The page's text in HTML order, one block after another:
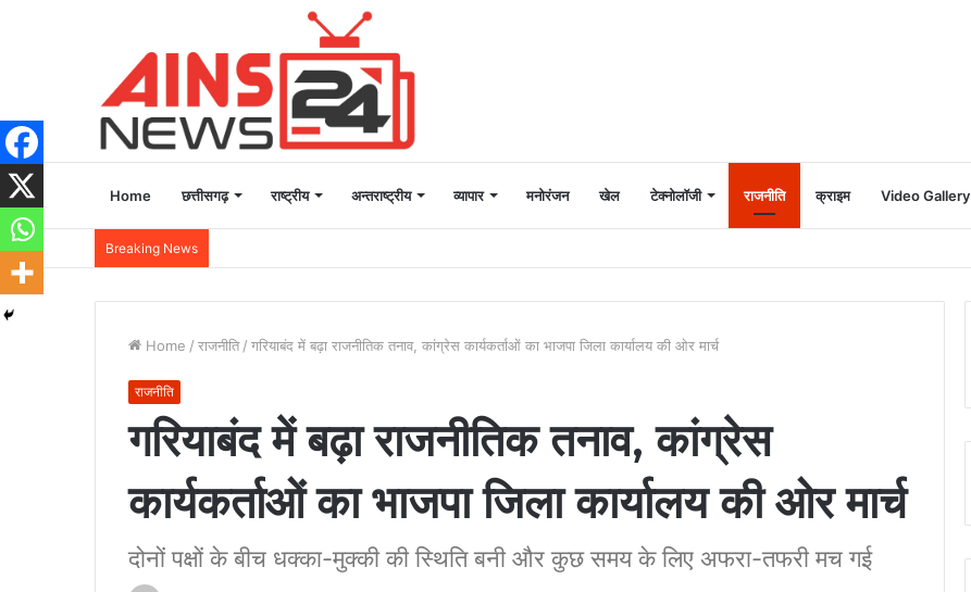
Home छत्तीसगढ़ राष्ट्रीय अन्तराष्ट्रीय व्यापार मनोरंजन खेल टेक्नोलॉजी राजनीति क्राइम Video Gallery
Breaking News
Home / राजनीति / गरियाबंद में बढ़ा राजनीतिक तनाव, कांग्रेस कार्यकर्ताओं का भाजपा जिला कार्यालय की ओर मार्च
राजनीति
गरियाबंद में बढ़ा राजनीतिक तनाव, कांग्रेस
कार्यकर्ताओं का भाजपा जिला कार्यालय की ओर मार्च
दोनों पक्षों के बीच धक्का-मुक्की की स्थिति बनी और कुछ समय के लिए अफरा-तफरी मच गई